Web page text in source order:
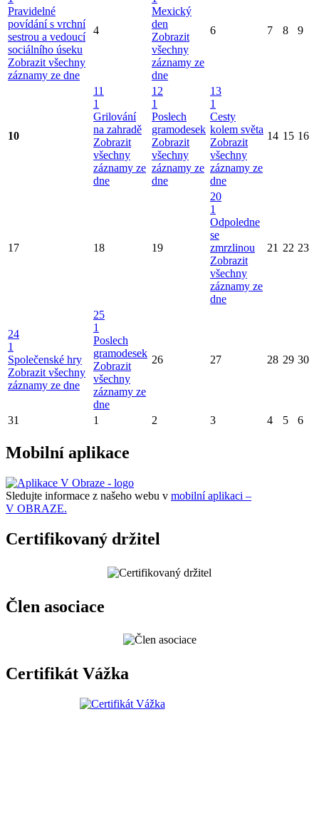
Pravidelné
povídání s vrchní
sestrou a vedoucí
sociálního úseku
Zobrazit všechny
záznamy ze dne
4
Mexický
den
Zobrazit
všechny
záznamy ze
dne
6 7 8 9
10
11
1
Grilování
na zahradě
Zobrazit
všechny
záznamy ze
dne
12
1
Poslech
gramodesek
Zobrazit
všechny
záznamy ze
dne
13
1
Cesty
kolem světa
Zobrazit
všechny
záznamy ze
dne
14 15 16
17 18 19
20
1
Odpoledne
se
zmrzlinou
Zobrazit
všechny
záznamy ze
dne
21 22 23
24
1
Společenské hry
Zobrazit všechny
záznamy ze dne
25
1
Poslech
gramodesek
Zobrazit
všechny
záznamy ze
dne
26 27 28 29 30
31 1 2 3 4 5 6
Mobilní aplikace
Sledujte informace z našeho webu v mobilní aplikaci –
V OBRAZE.
Certifikovaný držitel
Člen asociace
Certifikát Vážka